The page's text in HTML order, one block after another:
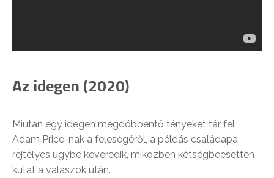
Az idegen (2020)
Miután egy idegen megdöbbentő tényeket tár fel
Adam Price-nak a feleségéről, a példás családapa
rejtélyes ügybe keveredik, miközben kétségbeesetten
kutat a válaszok után.